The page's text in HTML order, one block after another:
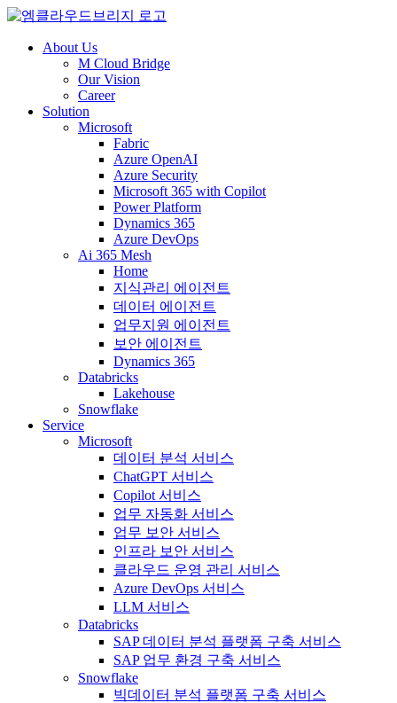
About Us
M Cloud Bridge
Our Vision
Career
Solution
Microsoft
Fabric
Azure OpenAI
Azure Security
Microsoft 365 with Copilot
Power Platform
Dynamics 365
Azure DevOps
Ai 365 Mesh
Home
지식관리 에이전트
데이터 에이전트
업무지원 에이전트
보안 에이전트
Dynamics 365
Databricks
Lakehouse
Snowflake
Service
Microsoft
데이터 분석 서비스
ChatGPT 서비스
Copilot 서비스
업무 자동화 서비스
업무 보안 서비스
인프라 보안 서비스
클라우드 운영 관리 서비스
Azure DevOps 서비스
LLM 서비스
Databricks
SAP 데이터 분석 플랫폼 구축 서비스
SAP 업무 환경 구축 서비스
Snowflake
빅데이터 분석 플랫폼 구축 서비스